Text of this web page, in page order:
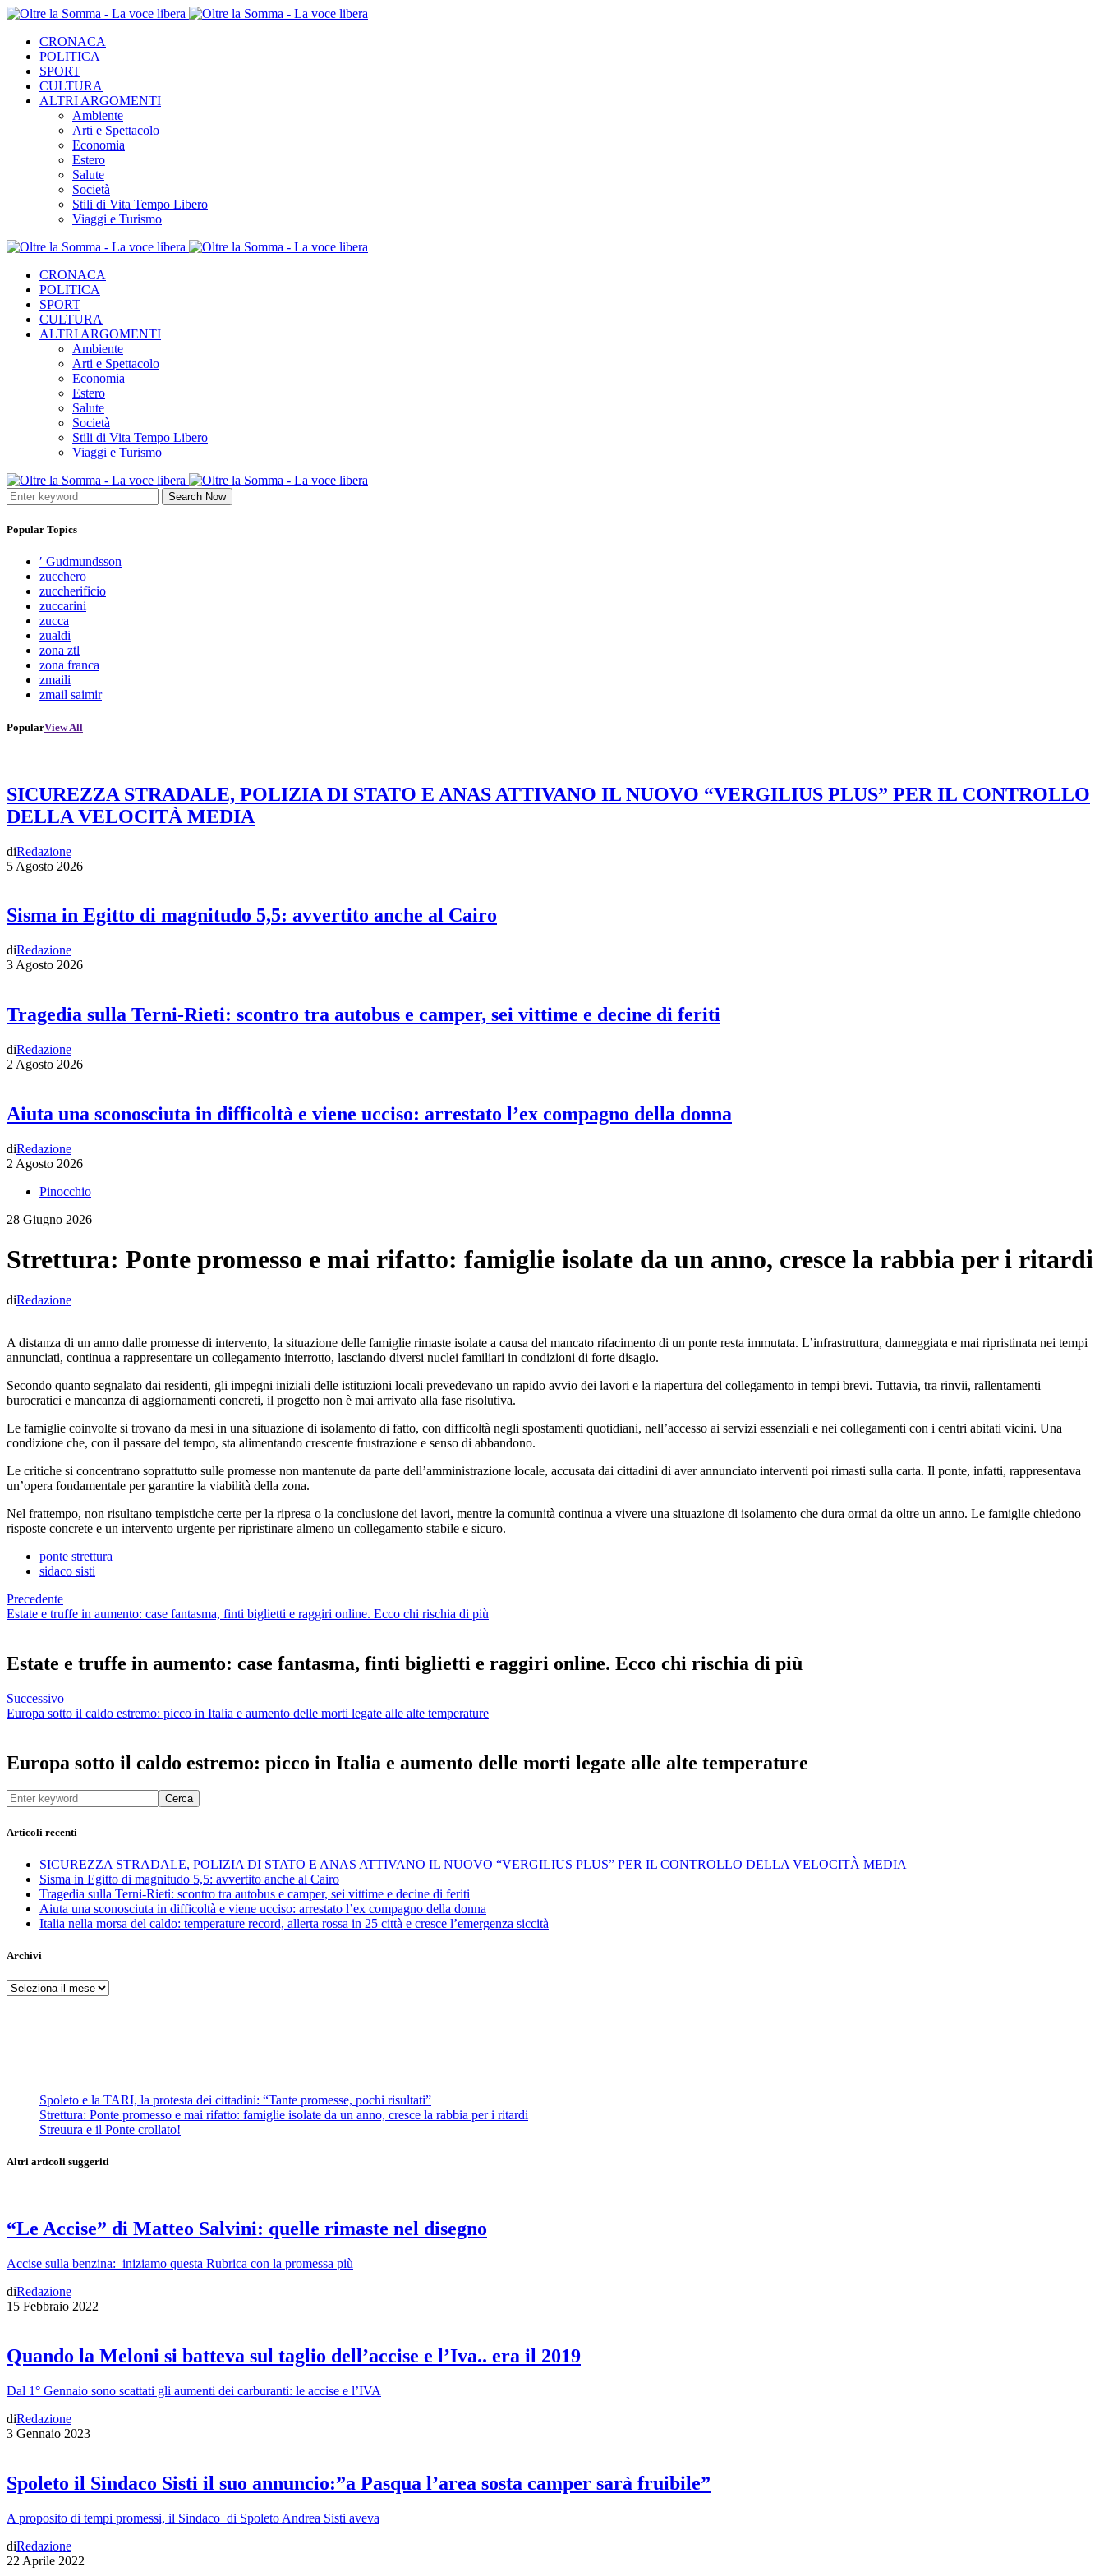
CRONACA
POLITICA
SPORT
CULTURA
ALTRI ARGOMENTI
Ambiente
Arti e Spettacolo
Economia
Estero
Salute
Società
Stili di Vita Tempo Libero
Viaggi e Turismo
CRONACA
POLITICA
SPORT
CULTURA
ALTRI ARGOMENTI
Ambiente
Arti e Spettacolo
Economia
Estero
Salute
Società
Stili di Vita Tempo Libero
Viaggi e Turismo
Search Now
Popular Topics
′ Gudmundsson
zucchero
zuccherificio
zuccarini
zucca
zualdi
zona ztl
zona franca
zmaili
zmail saimir
PopularView All
SICUREZZA STRADALE, POLIZIA DI STATO E ANAS ATTIVANO IL NUOVO “VERGILIUS PLUS” PER IL CONTROLLO
DELLA VELOCITÀ MEDIA
diRedazione
5 Agosto 2026
Sisma in Egitto di magnitudo 5,5: avvertito anche al Cairo
diRedazione
3 Agosto 2026
Tragedia sulla Terni-Rieti: scontro tra autobus e camper, sei vittime e decine di feriti
diRedazione
2 Agosto 2026
Aiuta una sconosciuta in difficoltà e viene ucciso: arrestato l’ex compagno della donna
diRedazione
2 Agosto 2026
Pinocchio
28 Giugno 2026
Strettura: Ponte promesso e mai rifatto: famiglie isolate da un anno, cresce la rabbia per i ritardi
diRedazione
A distanza di un anno dalle promesse di intervento, la situazione delle famiglie rimaste isolate a causa del mancato rifacimento di un ponte resta immutata. L’infrastruttura, danneggiata e mai ripristinata nei tempi
annunciati, continua a rappresentare un collegamento interrotto, lasciando diversi nuclei familiari in condizioni di forte disagio.
Secondo quanto segnalato dai residenti, gli impegni iniziali delle istituzioni locali prevedevano un rapido avvio dei lavori e la riapertura del collegamento in tempi brevi. Tuttavia, tra rinvii, rallentamenti
burocratici e mancanza di aggiornamenti concreti, il progetto non è mai arrivato alla fase risolutiva.
Le famiglie coinvolte si trovano da mesi in una situazione di isolamento di fatto, con difficoltà negli spostamenti quotidiani, nell’accesso ai servizi essenziali e nei collegamenti con i centri abitati vicini. Una
condizione che, con il passare del tempo, sta alimentando crescente frustrazione e senso di abbandono.
Le critiche si concentrano soprattutto sulle promesse non mantenute da parte dell’amministrazione locale, accusata dai cittadini di aver annunciato interventi poi rimasti sulla carta. Il ponte, infatti, rappresentava
un’opera fondamentale per garantire la viabilità della zona.
Nel frattempo, non risultano tempistiche certe per la ripresa o la conclusione dei lavori, mentre la comunità continua a vivere una situazione di isolamento che dura ormai da oltre un anno. Le famiglie chiedono
risposte concrete e un intervento urgente per ripristinare almeno un collegamento stabile e sicuro.
ponte strettura
sidaco sisti
Precedente
Estate e truffe in aumento: case fantasma, finti biglietti e raggiri online. Ecco chi rischia di più
Estate e truffe in aumento: case fantasma, finti biglietti e raggiri online. Ecco chi rischia di più
Successivo
Europa sotto il caldo estremo: picco in Italia e aumento delle morti legate alle alte temperature
Europa sotto il caldo estremo: picco in Italia e aumento delle morti legate alle alte temperature
Cerca
Articoli recenti
SICUREZZA STRADALE, POLIZIA DI STATO E ANAS ATTIVANO IL NUOVO “VERGILIUS PLUS” PER IL CONTROLLO DELLA VELOCITÀ MEDIA
Sisma in Egitto di magnitudo 5,5: avvertito anche al Cairo
Tragedia sulla Terni-Rieti: scontro tra autobus e camper, sei vittime e decine di feriti
Aiuta una sconosciuta in difficoltà e viene ucciso: arrestato l’ex compagno della donna
Italia nella morsa del caldo: temperature record, allerta rossa in 25 città e cresce l’emergenza siccità
Archivi
Archivi
Spoleto e la TARI, la protesta dei cittadini: “Tante promesse, pochi risultati”
Strettura: Ponte promesso e mai rifatto: famiglie isolate da un anno, cresce la rabbia per i ritardi
Streuura e il Ponte crollato!
Altri articoli suggeriti
“Le Accise” di Matteo Salvini: quelle rimaste nel disegno
Accise sulla benzina: iniziamo questa Rubrica con la promessa più
diRedazione
15 Febbraio 2022
Quando la Meloni si batteva sul taglio dell’accise e l’Iva.. era il 2019
Dal 1° Gennaio sono scattati gli aumenti dei carburanti: le accise e l’IVA
diRedazione
3 Gennaio 2023
Spoleto il Sindaco Sisti il suo annuncio:”a Pasqua l’area sosta camper sarà fruibile”
A proposito di tempi promessi, il Sindaco di Spoleto Andrea Sisti aveva
diRedazione
22 Aprile 2022